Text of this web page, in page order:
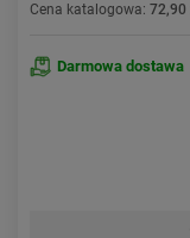
Cena katalogowa: 72,90
Darmowa dostawa